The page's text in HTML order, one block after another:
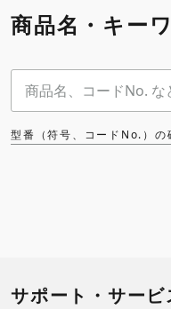
商品名・キー
型番（符号、コードNo.）の
サポート・サービ